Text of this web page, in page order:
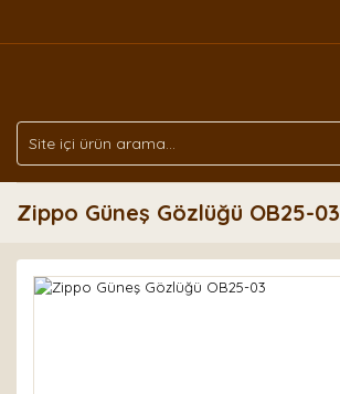
Zippo Güneş Gözlüğü OB25-03